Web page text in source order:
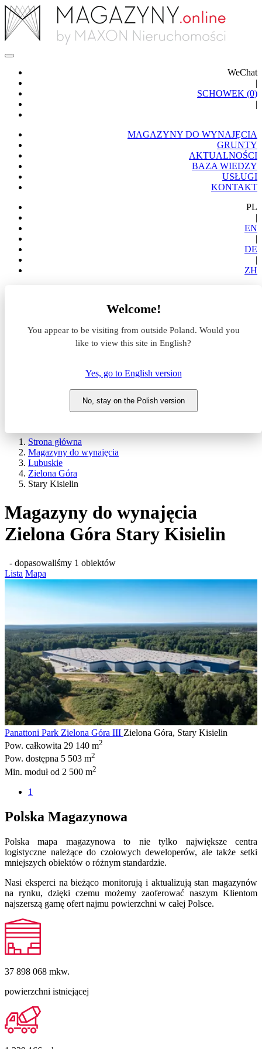
WeChat
|
SCHOWEK (0)
|
MAGAZYNY DO WYNAJĘCIA
GRUNTY
AKTUALNOŚCI
BAZA WIEDZY
USŁUGI
KONTAKT
PL
|
EN
|
DE
|
ZH
Welcome!
You appear to be visiting from outside Poland. Would you
like to view this site in English?
Yes, go to English version
No, stay on the Polish version
Lokalizacja
Strona główna
Magazyny do wynajęcia
Lubuskie
Zielona Góra
Stary Kisielin
Magazyny do wynajęcia
Zielona Góra Stary Kisielin
- dopasowaliśmy 1 obiektów
Lista Mapa
Panattoni Park Zielona Góra III Zielona Góra, Stary Kisielin
Pow. całkowita 29 140 m2
Pow. dostępna 5 503 m2
Min. modułod 2 500 m2
1
Polska Magazynowa
Polska mapa magazynowa to nie tylko największe centra
logistyczne należące do czołowych deweloperów, ale także setki
mniejszych obiektów o różnym standardzie.
Nasi eksperci na bieżąco monitorują i aktualizują stan magazynów
na rynku, dzięki czemu możemy zaoferować naszym Klientom
najszerszą gamę ofert najmu powierzchni w całej Polsce.
37 898 068 mkw.
powierzchni istniejącej